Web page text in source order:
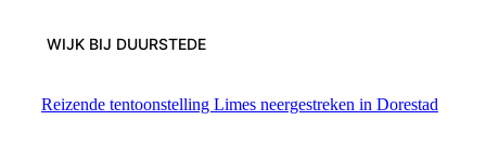
WIJK BIJ DUURSTEDE
Reizende tentoonstelling Limes neergestreken in Dorestad